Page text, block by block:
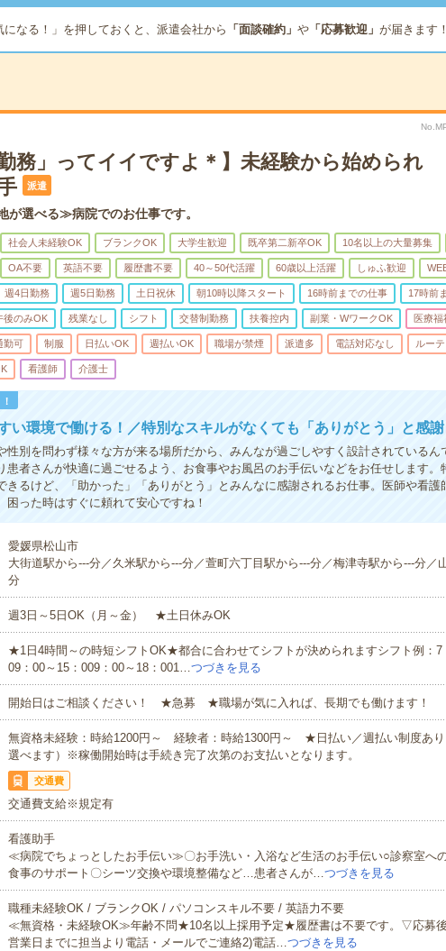
になる！」を押しておくと、派遣会社から 「面談確約」 や「応募歓迎」 が届きます！
勤務」ってイイですよ＊】未経験から始められ
派遣
が選べる≫病院でのお仕事です。
社会人未経験OK ブランクOK 大学生歓迎 既卒第二新卒OK 10名以上の大量募集
OA不要 英語不要 履歴書不要 40～50代活躍 60歳以上活躍 しゅふ歓迎
週4日勤務 週5日勤務 土日祝休 朝10時以降スタート 16時前までの仕事 17時前
後のみOK 残業なし シフト 交替制勤務 扶養控内 副業・WワークOK 医療福
勤可 制服 日払いOK 週払いOK 職場が禁煙 派遣多 電話対応なし ルー
看護師 介護士
い環境で働ける！／特別なスキルがなくても「ありがとう」と感謝
性別を問わず様々な方が来る場所だから、みんなが過ごしやすく設計されているん
患者さんが快適に過ごせるよう、お食事やお風呂のお手伝いなどをお任せします。
きるけど、「助かった」「ありがとう」とみんなに感謝されるお仕事。医師や看護
困った時はすぐに頼れて安心ですね！
愛媛県松山市
大街道駅から---分／久米駅から---分／萱町六丁目駅から---分／梅津寺駅から---分／
分
週3日～5日OK（月～金） ★土日休みOK
★1日4時間～の時短シフトOK★都合に合わせてシフトが決められますシフト例：7
09：00～15：009：00～18：001…つづきを見る
開始日はご相談ください！ ★急募 ★職場が気に入れば、長期でも働けます！
無資格未経験：時給1200円～ 経験者：時給1300円～ ★日払い／週払い制度あり
選べます）※稼働開始時は手続き完了次第のお支払いとなります。
交通費
交通費支給※規定有
看護助手
≪病院でちょっとしたお手伝い≫〇お手洗い・入浴など生活のお手伝い○診察室へ
食事のサポート〇シーツ交換や環境整備など…患者さんが…つづきを見る
職種未経験OK / ブランクOK / パソコンスキル不要 / 英語力不要
≪無資格・未経験OK≫年齢不問★10名以上採用予定★履歴書は不要です。▽応募
営業日までに担当より電話・メールでご連絡2)電話…つづきを見る